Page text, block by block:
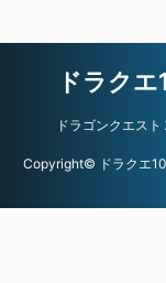
ドラク
ドラゴンクエス
Copyright© ドラクエ